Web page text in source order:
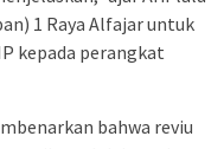
1 Raya Alfajar untuk
kepada perangkat
bahwa reviu